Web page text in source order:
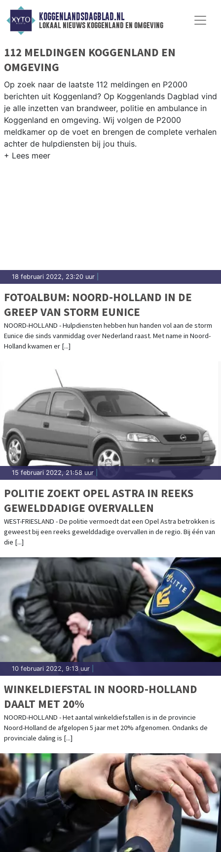
KOGGENLANDSDAGBLAD.NL
lokaal nieuws koggenland en omgeving
112 MELDINGEN KOGGENLAND EN
OMGEVING
Op zoek naar de laatste 112 meldingen en P2000
berichten uit Koggenland? Op Koggenlands Dagblad vind
je alle inzetten van brandweer, politie en ambulance in
Koggenland en omgeving. Wij volgen de P2000
meldkamer op de voet en brengen de complete verhalen
achter de hulpdiensten bij jou thuis.
18 februari 2022, 23:20 uur
FOTOALBUM: NOORD-HOLLAND IN DE
GREEP VAN STORM EUNICE
NOORD-HOLLAND - Hulpdiensten hebben hun handen vol aan de storm
Eunice die sinds vanmiddag over Nederland raast. Met name in Noord-
Holland kwamen er [...]
15 februari 2022, 21:58 uur
POLITIE ZOEKT OPEL ASTRA IN REEKS
GEWELDDADIGE OVERVALLEN
WEST-FRIESLAND - De politie vermoedt dat een Opel Astra betrokken is
geweest bij een reeks gewelddadige overvallen in de regio. Bij één van
die [...]
10 februari 2022, 9:13 uur
WINKELDIEFSTAL IN NOORD-HOLLAND
DAALT MET 20%
NOORD-HOLLAND - Het aantal winkeldiefstallen is in de provincie
Noord-Holland de afgelopen 5 jaar met 20% afgenomen. Ondanks de
provinciale daling is [...]